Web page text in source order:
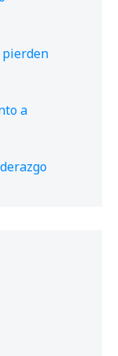
pierden
a